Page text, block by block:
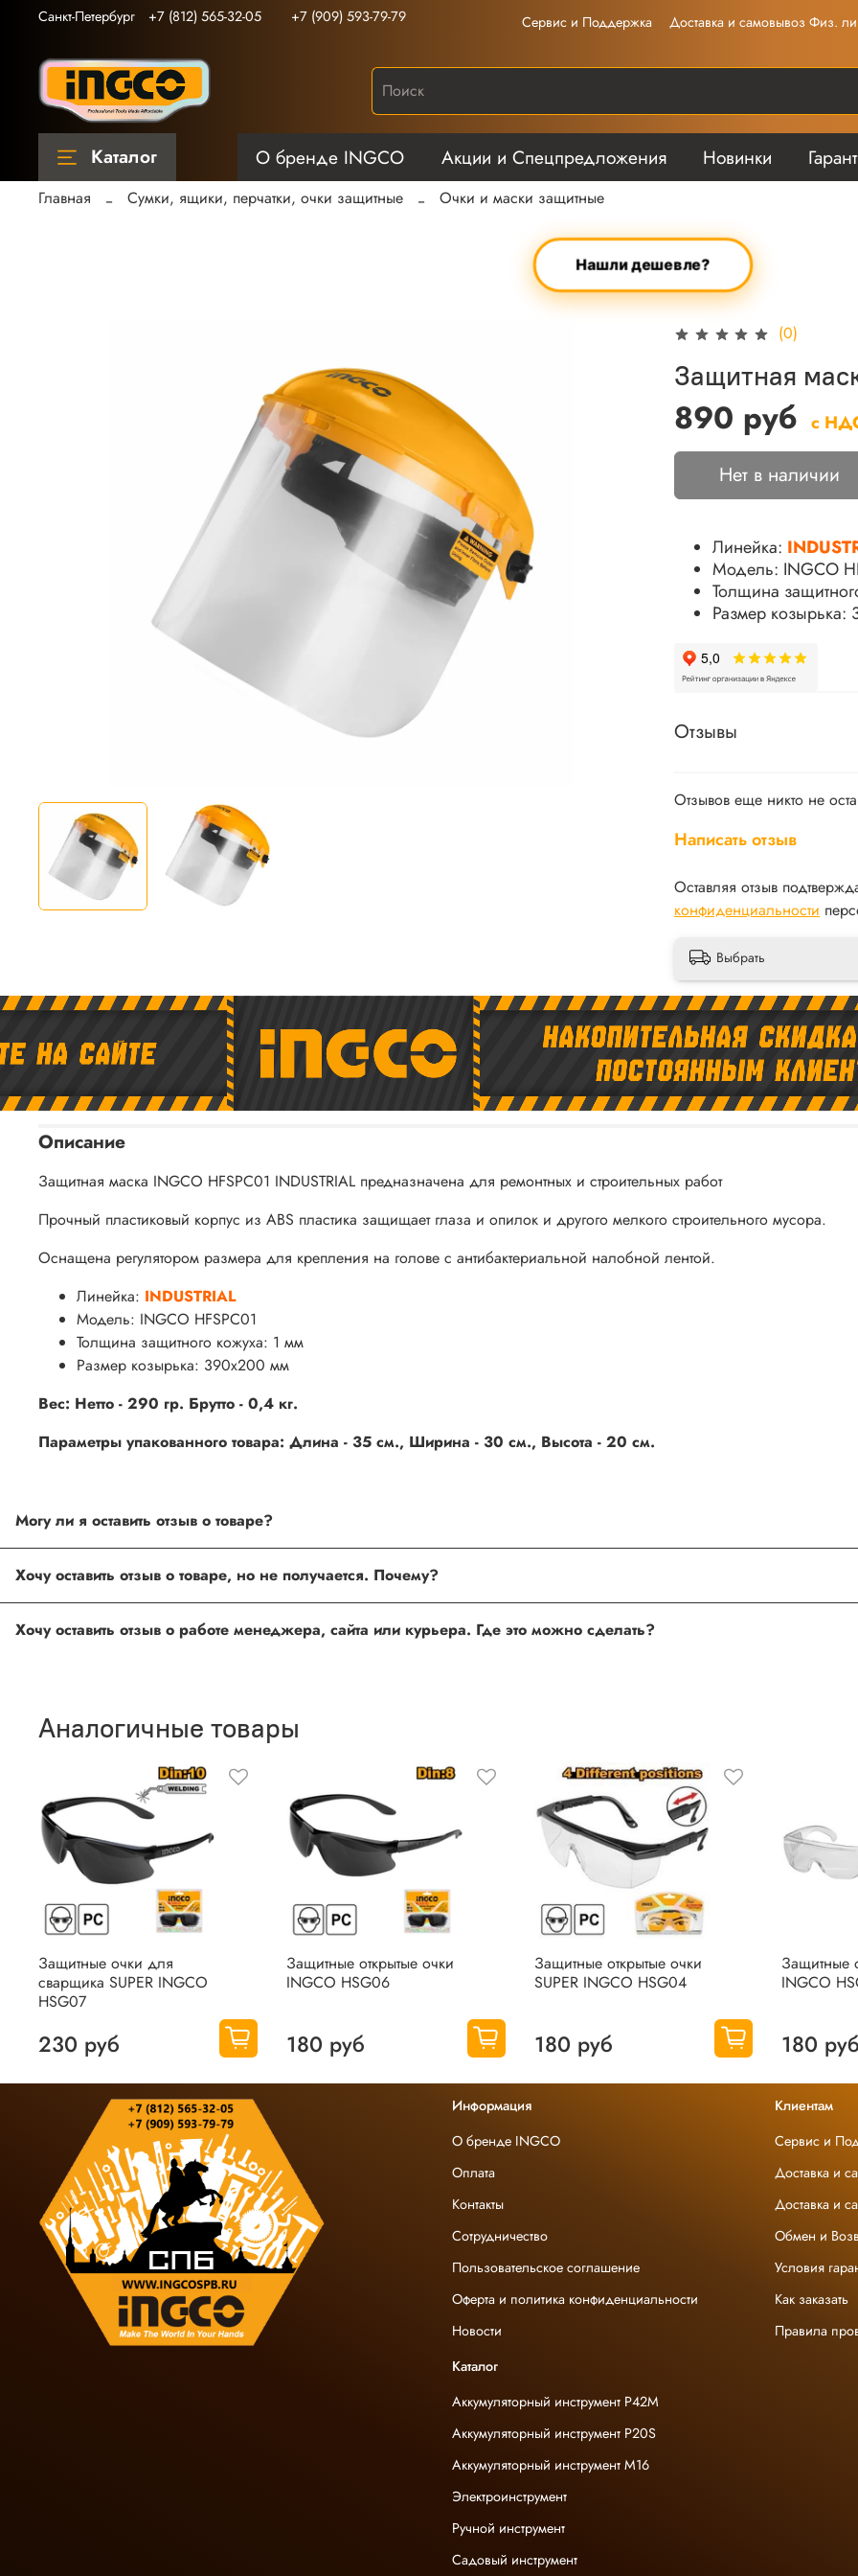
Сервис и Поддержка Доставка и самовывоз Физ.
Санкт-Петербург +7 (812) 565-32-05 +7 (909) 593-79-79
Каталог О бренде INGCO Акции и Спецпредложения Новинки
Главная Сумки, ящики, перчатки, очки защитные Очки и маски защитные
Нашли дешевле?
(0)
Защитная
890 руб с
Нет в наличии
Линейка:
Модель: INGCO
Толщина
Размер
Отзывы
Отзывов еще никто не
Написать отзыв
Оставляя отзыв
конфиденциальности
Выбрать
Описание
Защитная маска INGCO HFSPC01 INDUSTRIAL предназначена для ремонтных и строительных работ
Прочный пластиковый корпус из ABS пластика защищает глаза и опилок и другого мелкого строительного мусора.
Оснащена регулятором размера для крепления на голове с антибактериальной налобной лентой.
Линейка: INDUSTRIAL
Модель: INGCO HFSPC01
Толщина защитного кожуха: 1 мм
Размер козырька: 390х200 мм
Вес: Нетто - 290 гр. Брутто - 0,4 кг.
Параметры упакованного товара: Длина - 35 см., Ширина - 30 см., Высота - 20 см.
товарах проходят модерацию.
ingco.or.itk@gmail.com; ingco.spb@mail.ru
Оставить отзыв о покупке
Аналогичные товары
Защитные очки для
сварщика SUPER INGCO
HSG07
230 руб
Защитные открытые очки
INGCO HSG06
180 руб
Защитные открытые очки
SUPER INGCO HSG04
180 руб
Защитные
INGCO
180 руб
Информация
О бренде INGCO
Оплата
Контакты
Сотрудничество
Пользовательское соглашение
Оферта и политика конфиденциальности
Новости
Клиентам
Сервис и
Доставка и
Доставка и
Обмен и
Условия
Как заказать
Правила
Каталог
Аккумуляторный инструмент P42M
Аккумуляторный инструмент P20S
Аккумуляторный инструмент M16
Электроинструмент
Ручной инструмент
Садовый инструмент